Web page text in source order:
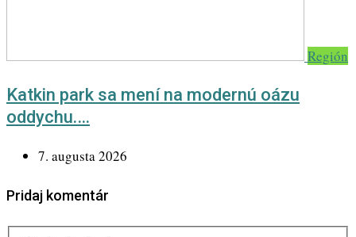
Región
Katkin park sa mení na modernú oázu
oddychu.…
7. augusta 2026
Pridaj komentár